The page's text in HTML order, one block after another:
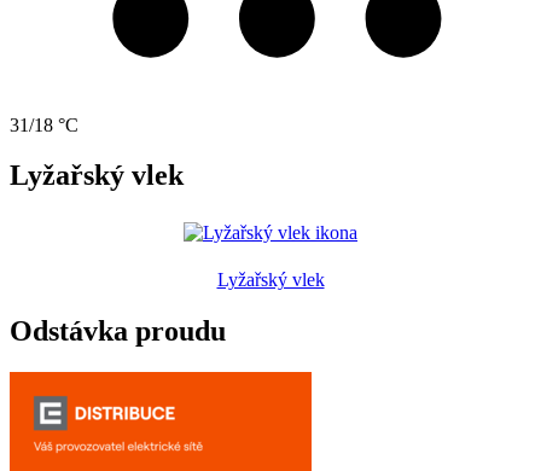
31/18 °C
Lyžařský vlek
Lyžařský vlek
Odstávka proudu